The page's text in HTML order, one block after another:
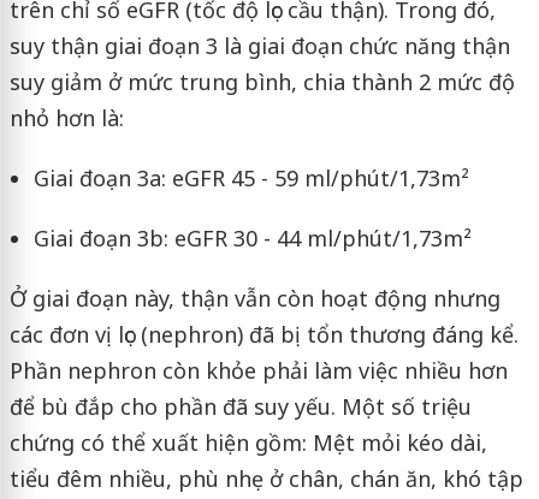
trên chỉ số eGFR (tốc độ lọc cầu thận). Trong đó,
suy thận giai đoạn 3 là giai đoạn chức năng thận
suy giảm ở mức trung bình, chia thành 2 mức độ
nhỏ hơn là:
Giai đoạn 3a: eGFR 45 - 59 ml/phút/1,73m²
Giai đoạn 3b: eGFR 30 - 44 ml/phút/1,73m²
Ở giai đoạn này, thận vẫn còn hoạt động nhưng
các đơn vị lọc (nephron) đã bị tổn thương đáng kể.
Phần nephron còn khỏe phải làm việc nhiều hơn
để bù đắp cho phần đã suy yếu. Một số triệu
chứng có thể xuất hiện gồm: Mệt mỏi kéo dài,
tiểu đêm nhiều, phù nhẹ ở chân, chán ăn, khó tập